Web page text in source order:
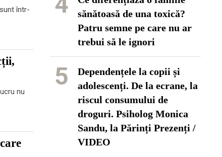
într-
nu
sănătoasă de una toxică?
Patru semne pe care nu ar
trebui să le ignori
5
Dependențele la copii și
adolescenți. De la ecrane, la
riscul consumului de
droguri. Psiholog Monica
Sandu, la Părinți Prezenți /
VIDEO